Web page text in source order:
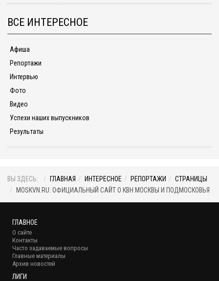
ВСЕ ИНТЕРЕСНОЕ
Афиша
Репортажи
Интервью
Фото
Видео
Успехи наших выпускников
Результаты
ВЫ ЗДЕСЬ: ГЛАВНАЯ ИНТЕРЕСНОЕ РЕПОРТАЖИ
СТРАНИЦЫ
MOSKVN.RU: ОФИЦИАЛЬНЫЙ САЙТ О КВН МОСКВЫ И ПОДМОСКОВЬЯ
ГЛАВНОЕ
О сайте
Контакты
Часто задаваемые вопросы
Главные материалы
Архив новостей
ЛИГИ